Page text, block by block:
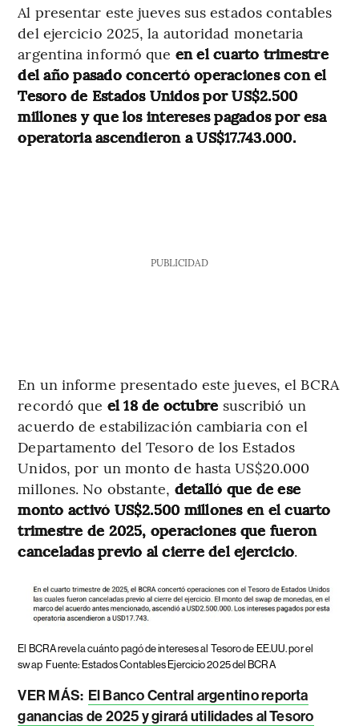
Al presentar este jueves sus estados contables
del ejercicio 2025, la autoridad monetaria
argentina informó que en el cuarto trimestre
del año pasado concertó operaciones con el
Tesoro de Estados Unidos por US$2.500
millones y que los intereses pagados por esa
operatoria ascendieron a US$17.743.000.
PUBLICIDAD
En un informe presentado este jueves, el BCRA
recordó que el 18 de octubre suscribió un
acuerdo de estabilización cambiaria con el
Departamento del Tesoro de los Estados
Unidos, por un monto de hasta US$20.000
millones. No obstante, detalló que de ese
monto activó US$2.500 millones en el cuarto
trimestre de 2025, operaciones que fueron
canceladas previo al cierre del ejercicio.
El BCRA revela cuánto pagó de intereses al Tesoro de EE.UU. por el
swap Fuente: Estados Contables Ejercicio 2025 del BCRA
VER MÁS: El Banco Central argentino reporta
ganancias de 2025 y girará utilidades al Tesoro